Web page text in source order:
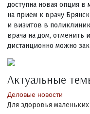
доступна новая опция в
на приём к врачу
и визитов в
врача на дом, отменить
дистанционно можно
Актуальные
Деловые новости
Для здоровья